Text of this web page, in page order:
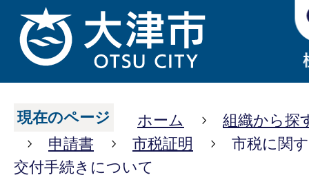
現在のページ ホーム
組織から探
申請書
市税証明
市税に関
交付手続きについて